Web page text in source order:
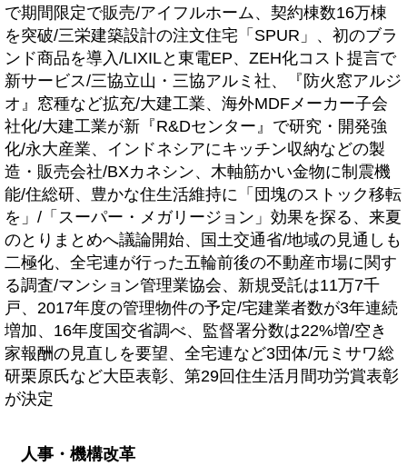
で期間限定で販売/アイフルホーム、契約棟数16万棟
を突破/三栄建築設計の注文住宅「SPUR」、初のブラ
ンド商品を導入/LIXILと東電EP、ZEH化コスト提言で
新サービス/三協立山・三協アルミ社、『防火窓アルジ
オ』窓種など拡充/大建工業、海外MDFメーカー子会
社化/大建工業が新『R&Dセンター』で研究・開発強
化/永大産業、インドネシアにキッチン収納などの製
造・販売会社/BXカネシン、木軸筋かい金物に制震機
能/住総研、豊かな住生活維持に「団塊のストック移転
を」/「スーパー・メガリージョン」効果を探る、来夏
のとりまとめへ議論開始、国土交通省/地域の見通しも
二極化、全宅連が行った五輪前後の不動産市場に関す
る調査/マンション管理業協会、新規受託は11万7千
戸、2017年度の管理物件の予定/宅建業者数が3年連続
増加、16年度国交省調べ、監督署分数は22%増/空き
家報酬の見直しを要望、全宅連など3団体/元ミサワ総
研栗原氏など大臣表彰、第29回住生活月間功労賞表彰
が決定
人事・機構改革